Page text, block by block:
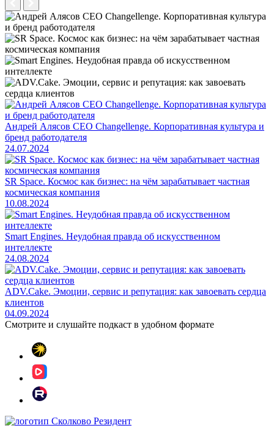
Андрей Алясов CEO Changellenge. Корпоративная культура и
бренд работодателя
24.07.2024
SR Space. Космос как бизнес: на чём зарабатывает частная
космическая компания
10.08.2024
Smart Engines. Неудобная правда об искусственном
интеллекте
24.08.2024
ADV.Cake. Эмоции, сервис и репутация: как завоевать сердца
клиентов
04.09.2024
Смотрите и слушайте подкаст в удобном формате